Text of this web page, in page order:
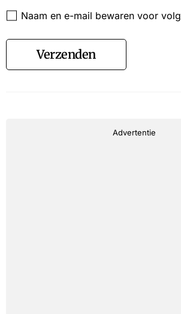
Naam en e-mail bewaren voor
Verzenden
Advertentie